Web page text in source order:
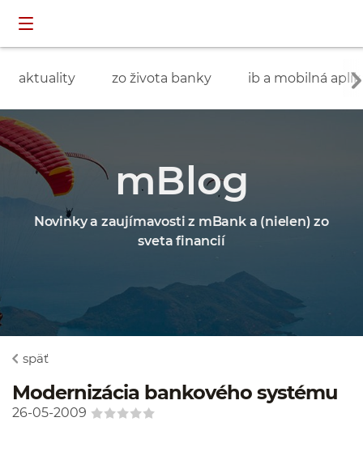
aktuality zo života banky ib a mobilná
mBlog
Novinky a zaujímavosti z mBank a (nielen) zo
sveta financií
späť
Modernizácia bankového systému
26-05-2009